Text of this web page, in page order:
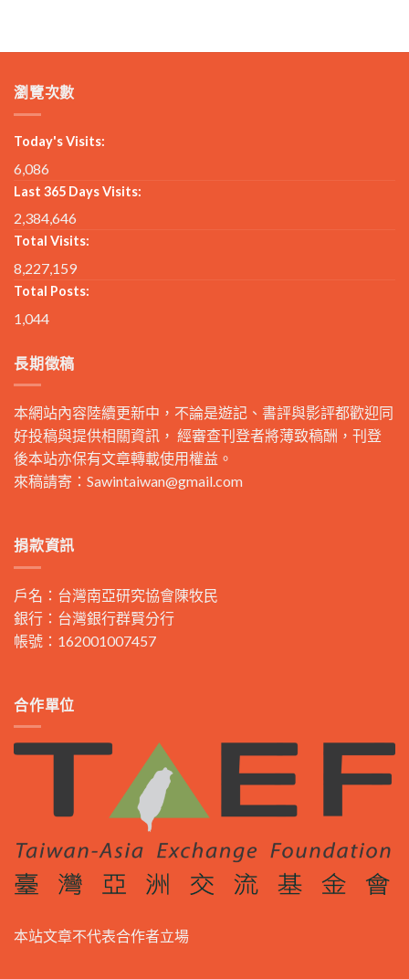
瀏覽次數
Today's Visits:
6,086
Last 365 Days Visits:
2,384,646
Total Visits:
8,227,159
Total Posts:
1,044
長期徵稿
本網站內容陸續更新中，不論是遊記、書評與影評都歡迎同
好投稿與提供相關資訊， 經審查刊登者將薄致稿酬，刊登
後本站亦保有文章轉載使用權益。
來稿請寄： Sawintaiwan@gmail.com
捐款資訊
戶名：台灣南亞研究協會陳牧民
銀行：台灣銀行群賢分行
帳號：162001007457
合作單位
本站文章不代表合作者立場